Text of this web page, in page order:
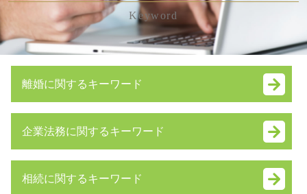
Keyword
離婚に関するキーワード
調停 費用
離婚 調停 親権
企業法務に関するキーワード
子会社 吸収合併
相続に関するキーワード